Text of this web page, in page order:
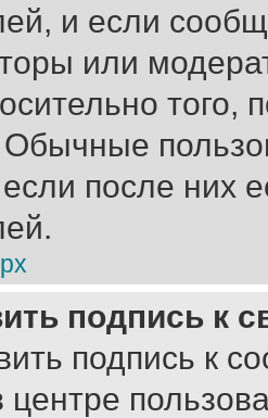
и если
или
после них
подпись к
подпись к
центре